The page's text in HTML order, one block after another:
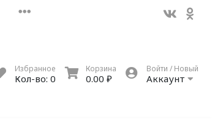
Избранное
Кол-во: 0
Корзина
0.00 ₽
Войти / Новый
Аккаунт